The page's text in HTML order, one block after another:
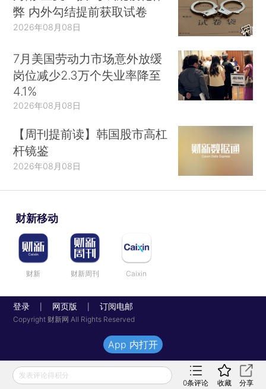
弊 内外勾结提前获取试卷
2026年08月08日
7月美国劳动力市场意外放缓
岗位减少2.3万个失业率降至
4.1%
2026年08月08日
【周刊提前读】韩国股市高杠
杆镜鉴
2026年08月08日
财新移动
财新 财新周刊 Caixin
登录 网页版 订阅电邮
Copyright 财新网 All Rights Reserved
发表评论得积分
0条评论 收藏 分享
App 内打开